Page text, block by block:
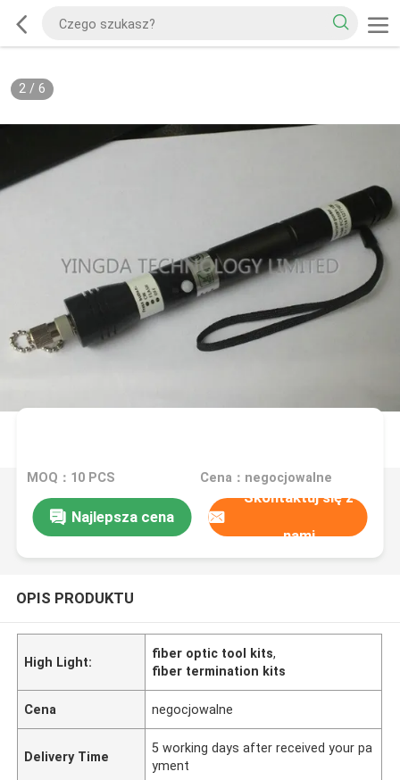
2/ 6
MOQ：10 PCS Cena：negocjowalne
Najlepsza cena
Skontaktuj się z
nami
OPIS PRODUKTU
High Light:
fiber optic tool kits,
fiber termination kits
Cena negocjowalne
Delivery Time
5 working days after received your pa
yment